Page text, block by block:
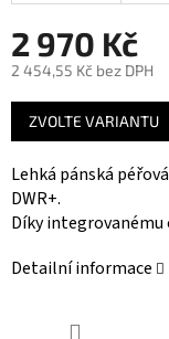
2 970 Kč
2 454,55 Kč bez DPH
Měrná
cena:
ZVOLTE VARIANTU
Lehká pánská
DWR+.
Díky
Detailní informace